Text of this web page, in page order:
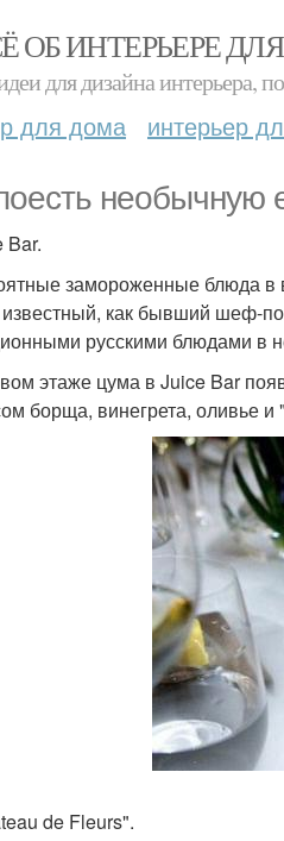
ОБ ИНТЕРЬЕРЕ
для дизайна интерьера,
для дома интерьер
необычную
Bar.
замороженные блюда в
как бывший шеф-
русскими блюдами в
этаже цума в Juice Bar
борща, винегрета, оливье
de Fleurs".